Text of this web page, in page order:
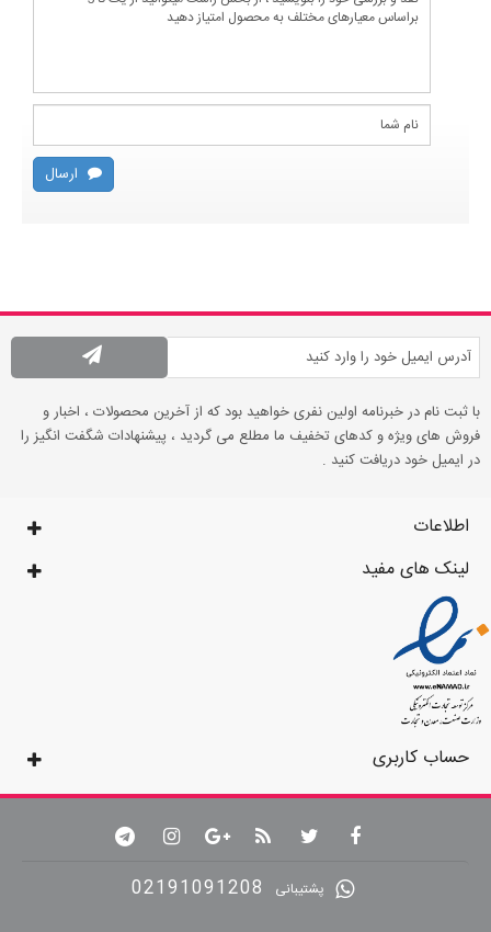
ارسال
با ثبت نام در خبرنامه اولین نفری خواهید بود که از آخرین محصولات ، اخبار و
فروش های ویژه و کدهای تخفیف ما مطلع می گردید ، پیشنهادات شگفت انگیز را
در ایمیل خود دریافت کنید .
اطلاعات
لینک های مفید
حساب کاربری
پشتیبانی 02191091208